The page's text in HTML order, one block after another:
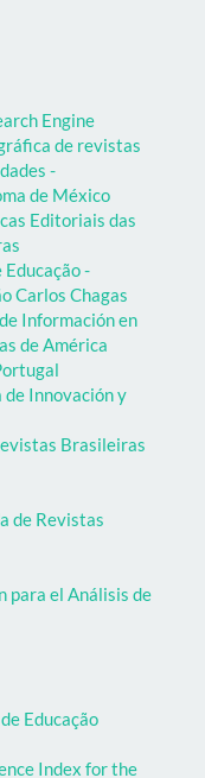
Engine
de revistas
-
de México
Editoriais das
Educação -
Carlos Chagas
Información en
de América
de Innovación y
Brasileiras
de Revistas
para el Análisis de
Educação
Index for the